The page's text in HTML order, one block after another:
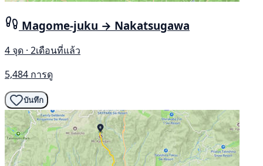
Magome-juku → Nakatsugawa
4 จุด · 2เดือนที่แล้ว
5,484 การดู
บันทึก